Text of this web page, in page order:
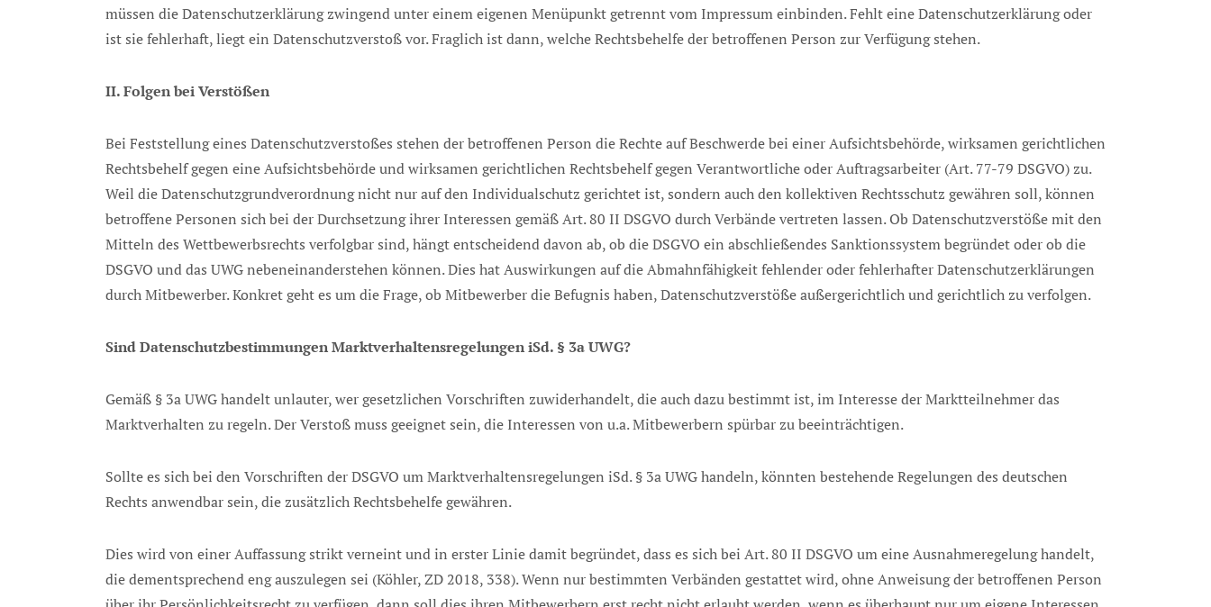
müssen die Datenschutzerklärung zwingend unter einem eigenen Menüpunkt getrennt vom Impressum einbinden. Fehlt eine Datenschutzerklärung oder
ist sie fehlerhaft, liegt ein Datenschutzverstoß vor. Fraglich ist dann, welche Rechtsbehelfe der betroffenen Person zur Verfügung stehen.
II. Folgen bei Verstößen
Bei Feststellung eines Datenschutzverstoßes stehen der betroffenen Person die Rechte auf Beschwerde bei einer Aufsichtsbehörde, wirksamen gerichtlichen
Rechtsbehelf gegen eine Aufsichtsbehörde und wirksamen gerichtlichen Rechtsbehelf gegen Verantwortliche oder Auftragsarbeiter (Art. 77-79 DSGVO) zu.
Weil die Datenschutzgrundverordnung nicht nur auf den Individualschutz gerichtet ist, sondern auch den kollektiven Rechtsschutz gewähren soll, können
betroffene Personen sich bei der Durchsetzung ihrer Interessen gemäß Art. 80 II DSGVO durch Verbände vertreten lassen. Ob Datenschutzverstöße mit den
Mitteln des Wettbewerbsrechts verfolgbar sind, hängt entscheidend davon ab, ob die DSGVO ein abschließendes Sanktionssystem begründet oder ob die
DSGVO und das UWG nebeneinanderstehen können. Dies hat Auswirkungen auf die Abmahnfähigkeit fehlender oder fehlerhafter Datenschutzerklärungen
durch Mitbewerber. Konkret geht es um die Frage, ob Mitbewerber die Befugnis haben, Datenschutzverstöße außergerichtlich und gerichtlich zu verfolgen.
Sind Datenschutzbestimmungen Marktverhaltensregelungen iSd. § 3a UWG?
Gemäß § 3a UWG handelt unlauter, wer gesetzlichen Vorschriften zuwiderhandelt, die auch dazu bestimmt ist, im Interesse der Marktteilnehmer das
Marktverhalten zu regeln. Der Verstoß muss geeignet sein, die Interessen von u.a. Mitbewerbern spürbar zu beeinträchtigen.
Sollte es sich bei den Vorschriften der DSGVO um Marktverhaltensregelungen iSd. § 3a UWG handeln, könnten bestehende Regelungen des deutschen
Rechts anwendbar sein, die zusätzlich Rechtsbehelfe gewähren.
Dies wird von einer Auffassung strikt verneint und in erster Linie damit begründet, dass es sich bei Art. 80 II DSGVO um eine Ausnahmeregelung handelt,
die dementsprechend eng auszulegen sei (Köhler, ZD 2018, 338). Wenn nur bestimmten Verbänden gestattet wird, ohne Anweisung der betroffenen Person